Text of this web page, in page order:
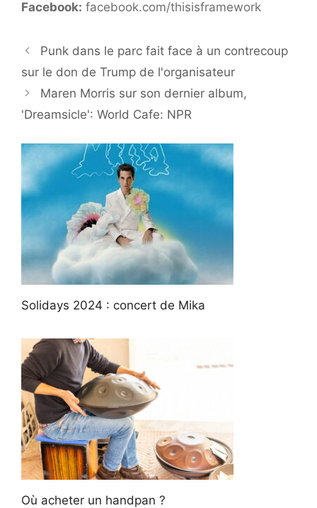
Facebook: facebook.com/thisisframework
Punk dans le parc fait face à un contrecoup
sur le don de Trump de l'organisateur
Maren Morris sur son dernier album,
'Dreamsicle': World Cafe: NPR
Solidays 2024 : concert de Mika
Où acheter un handpan ?